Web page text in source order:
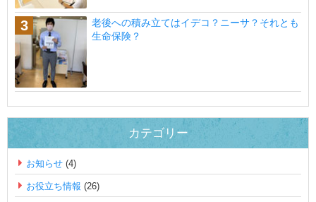
老後への積み立てはイデコ？ニーサ？それとも
生命保険？
カテゴリー
お知らせ (4)
お役立ち情報 (26)